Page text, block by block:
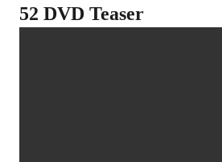
52 DVD Teaser